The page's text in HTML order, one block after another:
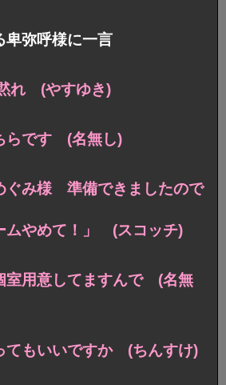
卑弥呼様に一言
れ (やすゆき)
らです (名無し)
ぐみ様 準備できましたので
ムやめて！」 (スコッチ)
用意してますんで (名無
てもいいですか (ちんすけ)